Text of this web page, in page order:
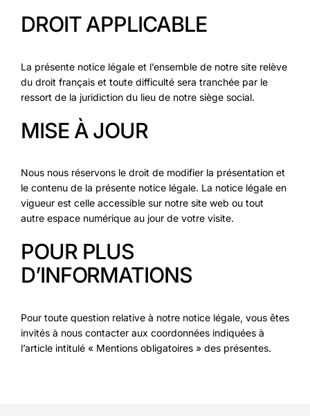
DROIT APPLICABLE
La présente notice légale et l’ensemble de notre site relève
du droit français et toute difficulté sera tranchée par le
ressort de la juridiction du lieu de notre siège social.
MISE À JOUR
Nous nous réservons le droit de modifier la présentation et
le contenu de la présente notice légale. La notice légale en
vigueur est celle accessible sur notre site web ou tout
autre espace numérique au jour de votre visite.
POUR PLUS
D’INFORMATIONS
Pour toute question relative à notre notice légale, vous êtes
invités à nous contacter aux coordonnées indiquées à
l’article intitulé « Mentions obligatoires » des présentes.